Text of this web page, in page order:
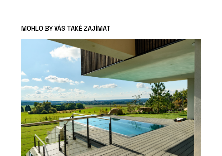
MOHLO BY VÁS TAKÉ ZAJÍMAT